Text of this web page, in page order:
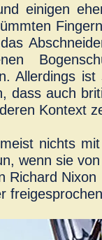
einigen
Allerdings
dass auch
Kontext
nichts mit
wenn sie
Richard